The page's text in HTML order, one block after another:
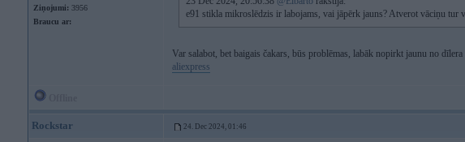
Ziņojumi: 3956
Braucu ar:
e91 stikla mikroslēdzis ir labojams, vai jāpērk jauns? Atverot vāciņu tur
Var salabot, bet baigais čakars, būs problēmas, labāk nopirkt jaunu no dīlera
aliexpress
Rockstar 24. Dec 2024, 01:46